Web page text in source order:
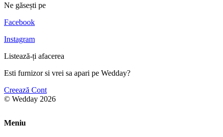
Ne găsești pe
Facebook
Instagram
Listează-ți afacerea
Esti furnizor si vrei sa apari pe Wedday?
Creează Cont
© Wedday 2026
Meniu